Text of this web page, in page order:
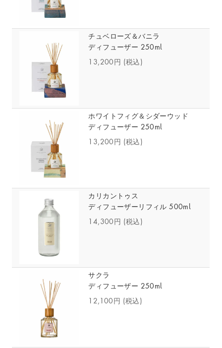
チュベローズ＆バニラ
ディフューザー 250ml
13,200円 (税込)
ホワイトフィグ＆シダーウッド
ディフューザー 250ml
13,200円 (税込)
カリカントゥス
ディフューザーリフィル 500ml
14,300円 (税込)
サクラ
ディフューザー 250ml
12,100円 (税込)